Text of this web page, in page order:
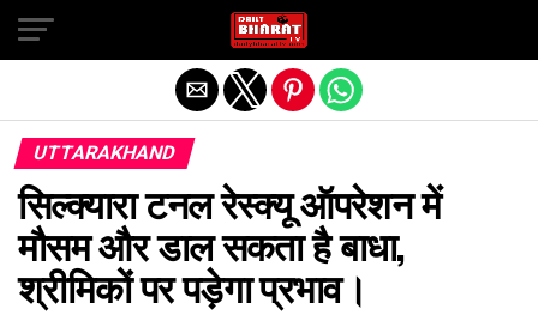
UTTARAKHAND
सिल्क्यारा टनल रेस्क्यू ऑपरेशन में
मौसम और डाल सकता है बाधा,
श्रीमिकों पर पड़ेगा प्रभाव।
Exit mobile version